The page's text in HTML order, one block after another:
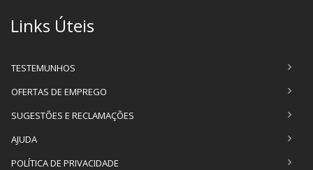
Links Úteis
TESTEMUNHOS
OFERTAS DE EMPREGO
SUGESTÕES E RECLAMAÇÕES
AJUDA
POLÍTICA DE PRIVACIDADE